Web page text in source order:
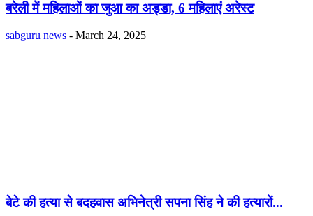
बरेली में महिलाओं का जुआ का अड्डा, 6 महिलाएं अरेस्ट
sabguru news - March 24, 2025
बेटे की हत्या से बदहवास अभिनेत्री सपना सिंह ने की हत्यारों...